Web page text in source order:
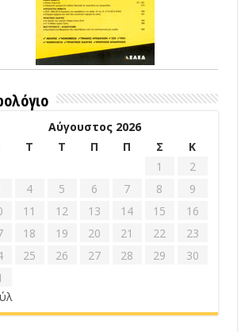
Αύγουστος 2026
Τ Τ Π Π Σ
Κ
1
2
4 5 6 7 8
9
11 12 13 14 15
16
18 19 20 21 22
23
25 26 27 28 29
30